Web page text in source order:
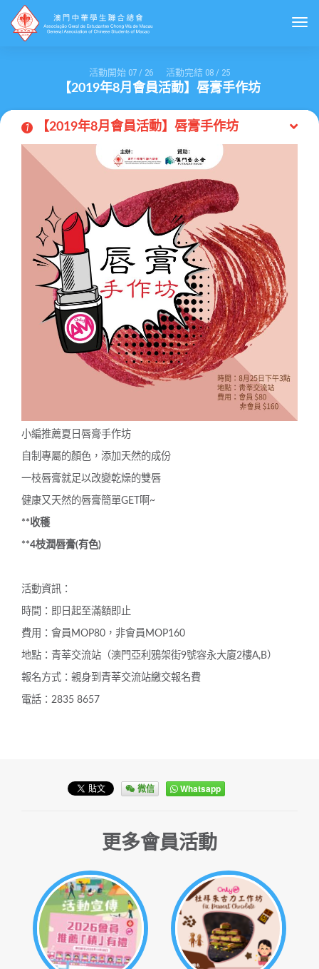
活動開始 07 / 26 活動完結 08 / 25
【2019年8月會員活動】唇膏手作坊
1 【2019年8月會員活動】唇膏手作坊
小編推薦夏日唇膏手作坊
自制專屬的顏色，添加天然的成份
一枝唇膏就足以改變乾燥的雙唇
健康又天然的唇膏簡單GET啊~
**收穫
**4枝潤唇膏(有色)
活動資訊：
時間：即日起至滿額即止
費用：會員MOP80，非會員MOP160
地點：青莘交流站（澳門亞利鴉架街9號容永大廈2樓A,B）
報名方式：親身到青莘交流站繳交報名費
電話：2835 8657
微信 Whatsapp
更多會員活動